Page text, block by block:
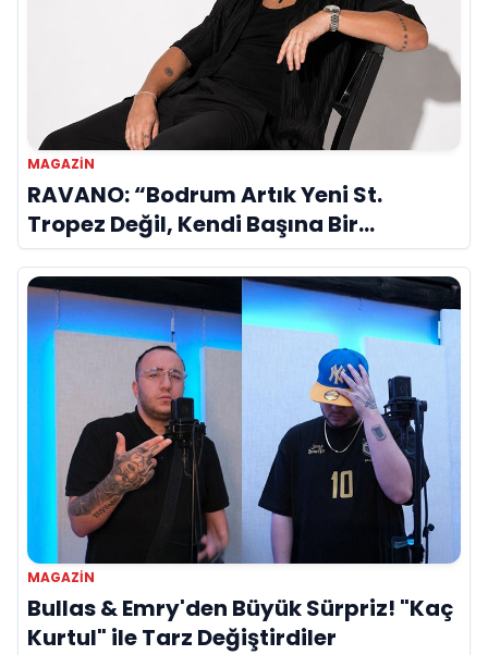
MAGAZIN
RAVANO: “Bodrum Artık Yeni St.
Tropez Değil, Kendi Başına Bir
Referans”
MAGAZIN
Bullas & Emry'den Büyük Sürpriz! "Kaç
Kurtul" ile Tarz Değiştirdiler